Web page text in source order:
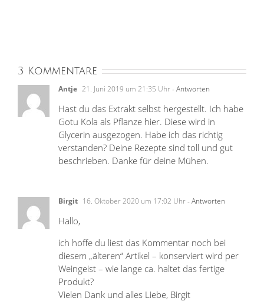
3 Kommentare
Antje 21. Juni 2019 um 21:35 Uhr- Antworten
Hast du das Extrakt selbst hergestellt. Ich habe
Gotu Kola als Pflanze hier. Diese wird in
Glycerin ausgezogen. Habe ich das richtig
verstanden? Deine Rezepte sind toll und gut
beschrieben. Danke für deine Mühen.
Birgit 16. Oktober 2020 um 17:02 Uhr- Antworten
Hallo,
ich hoffe du liest das Kommentar noch bei
diesem „älteren“ Artikel – konserviert wird per
Weingeist – wie lange ca. haltet das fertige
Produkt?
Vielen Dank und alles Liebe, Birgit